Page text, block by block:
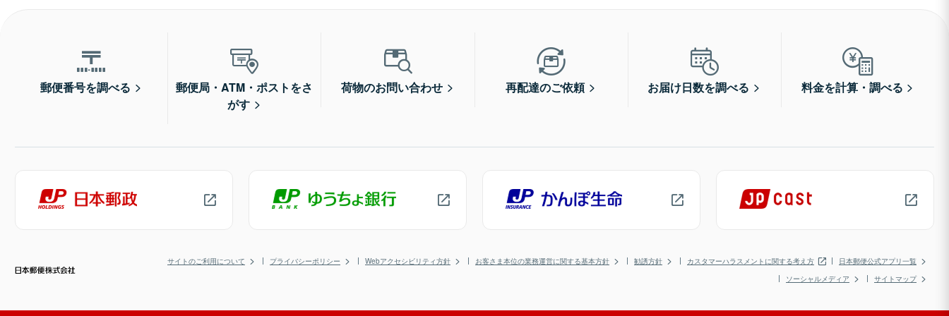
郵便番号を調べる
郵便局・ATM・ポストをさ
がす
荷物のお問い合わせ 再配達のご依頼 お届け日数を調べる 料金を計算・調べる
サイトのご利用について プライバシーポリシー Webアクセシビリティ方針 お客さま本位の業務運営に関する基本方針 勧誘方針 カスタマーハラスメントに関する考え方
日本郵便公式アプリ一覧
ソーシャルメディア
サイトマップ